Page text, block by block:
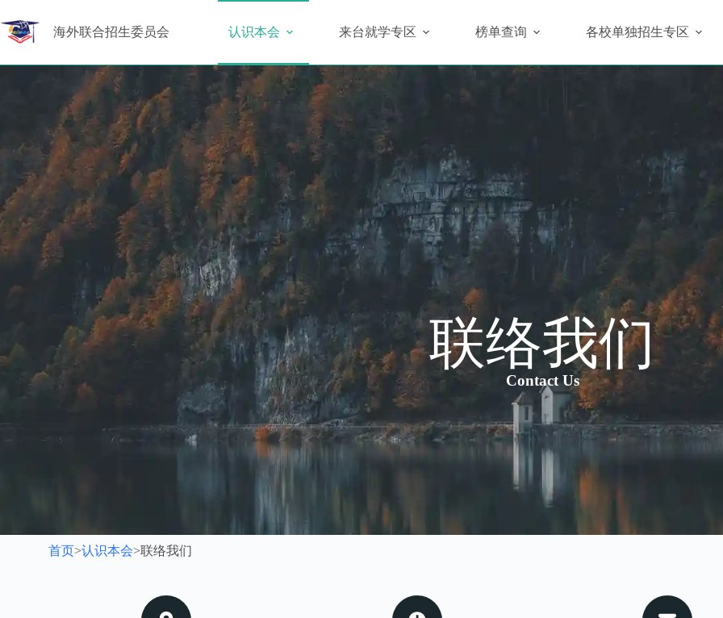
海外联合招生委员会 认识本会 来台就学专区 榜单查询 各校单独招生专区
联络我们
Contact Us
首页>认识本会>联络我们